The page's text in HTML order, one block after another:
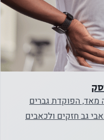
מאד, הפוקדת גברים
גב חזקים ולכאבים
תוכן
והצעות
מותאמים
אישית